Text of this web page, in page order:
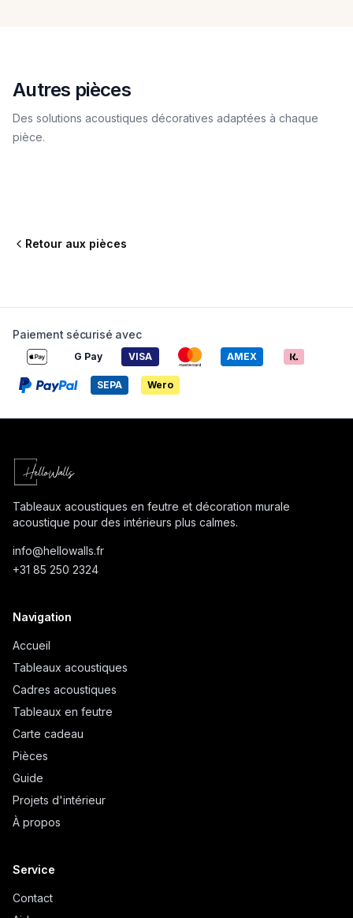
Autres pièces
Des solutions acoustiques décoratives adaptées à chaque
pièce.
Retour aux pièces
Paiement sécurisé avec
G Pay VISA AMEX
SEPA Wero
Tableaux acoustiques en feutre et décoration murale
acoustique pour des intérieurs plus calmes.
info@hellowalls.fr
+31 85 250 2324
Navigation
Accueil
Tableaux acoustiques
Cadres acoustiques
Tableaux en feutre
Carte cadeau
Pièces
Guide
Projets d'intérieur
À propos
Service
Contact